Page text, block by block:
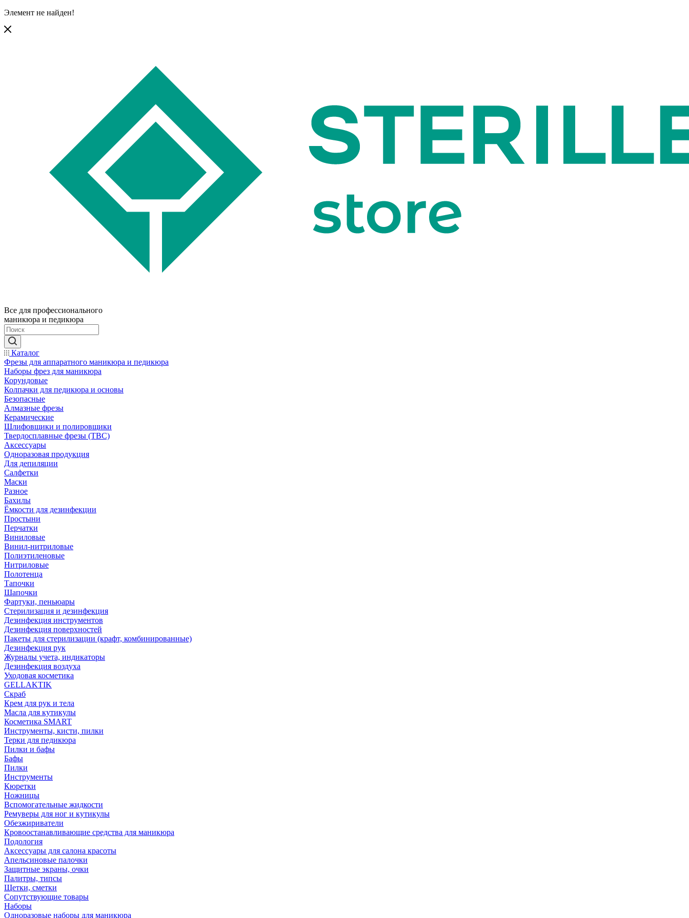
Элемент не найден!
Все для профессионального
маникюра и педикюра
Каталог
Фрезы для аппаратного маникюра и педикюра
Наборы фрез для маникюра
Корундовые
Колпачки для педикюра и основы
Безопасные
Алмазные фрезы
Керамические
Шлифовщики и полировщики
Твердосплавные фрезы (ТВС)
Аксессуары
Одноразовая продукция
Для депиляции
Салфетки
Маски
Разное
Бахилы
Ёмкости для дезинфекции
Простыни
Перчатки
Виниловые
Винил-нитриловые
Полиэтиленовые
Нитриловые
Полотенца
Тапочки
Шапочки
Фартуки, пеньюары
Стерилизация и дезинфекция
Дезинфекция инструментов
Дезинфекция поверхностей
Пакеты для стерилизации (крафт, комбинированные)
Дезинфекция рук
Журналы учета, индикаторы
Дезинфекция воздуха
Уходовая косметика
GELLAKTIK
Скраб
Крем для рук и тела
Масла для кутикулы
Косметика SMART
Инструменты, кисти, пилки
Терки для педикюра
Пилки и бафы
Бафы
Пилки
Инструменты
Кюретки
Ножницы
Вспомогательные жидкости
Ремуверы для ног и кутикулы
Обезжириватели
Кровоостанавливающие средства для маникюра
Подология
Аксессуары для салона красоты
Апельсиновые палочки
Защитные экраны, очки
Палитры, типсы
Щетки, сметки
Сопутствующие товары
Наборы
Одноразовые наборы для маникюра